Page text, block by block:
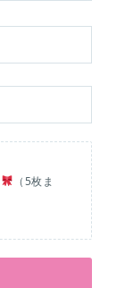
（5枚ま